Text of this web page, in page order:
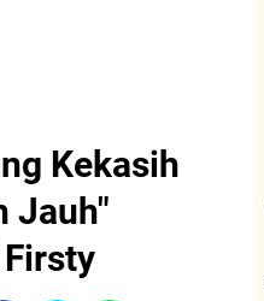
Kekasih
Jauh"